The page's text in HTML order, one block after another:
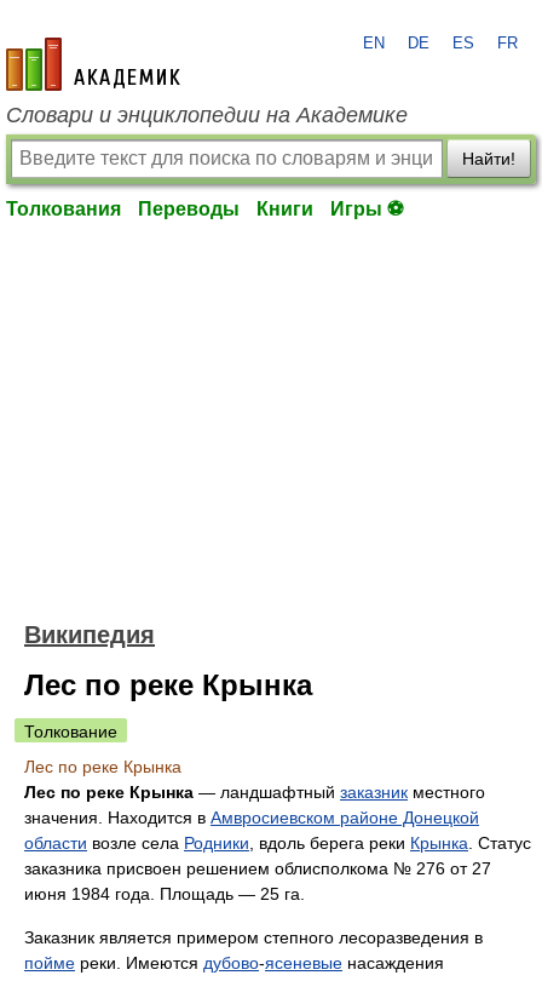
academic.ru
EN DE ES FR
Словари и энциклопедии на Академике
Найти!
Толкования Переводы Книги Игры ⚽
Википедия
Лес по реке Крынка
Толкование
Лес по реке Крынка
Лес по реке Крынка — ландшафтный заказник местного
значения. Находится в Амвросиевском районе Донецкой
области возле села Родники , вдоль берега реки Крынка . Статус
заказника присвоен решением облисполкома № 276 от 27
июня 1984 года. Площадь — 25 га.
Заказник является примером степного лесоразведения в
пойме реки. Имеются дубово-ясеневые насаждения